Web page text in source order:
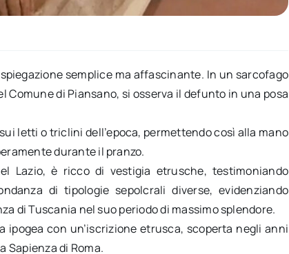
semplice ma affascinante. In un sarcofago
di Piansano, si osserva il defunto in una posa
letti o triclini dell’epoca, permettendo così alla mano
durante il pranzo.
Lazio, è ricco di vestigia etrusche, testimoniando
di tipologie sepolcrali diverse, evidenziando
di Tuscania nel suo periodo di massimo splendore.
con un’iscrizione etrusca, scoperta negli anni
Sapienza di Roma.